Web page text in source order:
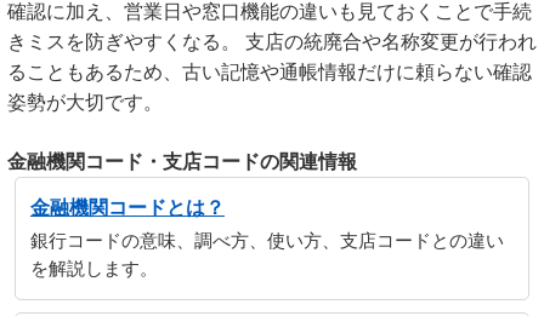
確認に加え、営業日や窓口機能の違いも見ておくことで手続
きミスを防ぎやすくなる。 支店の統廃合や名称変更が行われ
ることもあるため、古い記憶や通帳情報だけに頼らない確認
姿勢が大切です。
金融機関コード・支店コードの関連情報
金融機関コードとは？
銀行コードの意味、調べ方、使い方、支店コードとの違い
を解説します。